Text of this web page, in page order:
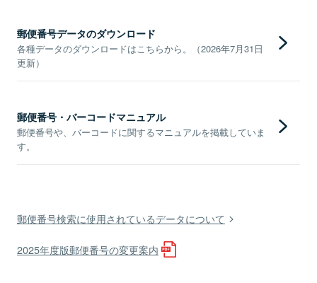
郵便番号データのダウンロード
各種データのダウンロードはこちらから。（2026年7月31日
更新）
郵便番号・バーコードマニュアル
郵便番号や、バーコードに関するマニュアルを掲載していま
す。
郵便番号検索に使用されているデータについて
2025年度版郵便番号の変更案内